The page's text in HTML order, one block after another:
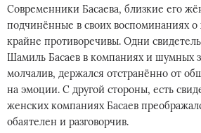
Современники Басаева, близкие его
подчинённые в своих воспоминаниях
крайне противоречивы. Одни
Шамиль Басаев в компаниях и шумных
молчалив, держался отстранённо от
на эмоции. С другой стороны, есть
женских компаниях Басаев
обаятелен и разговорчив.